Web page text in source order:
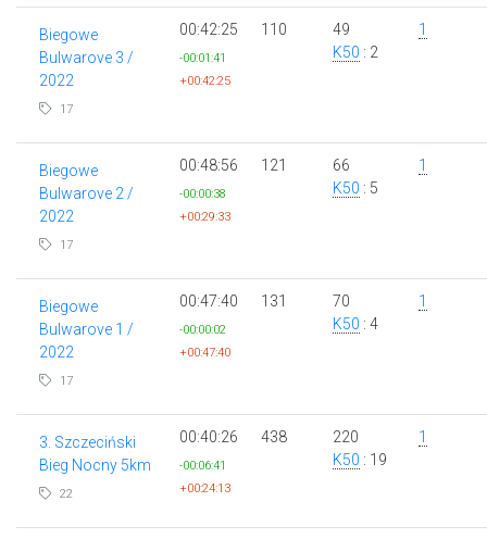
Biegowe
Bulwarove 3 /
2022
17
00:42:25
-00:01:41
+00:42:25
110
49
K50 : 2
1
Biegowe
Bulwarove 2 /
2022
17
00:48:56
-00:00:38
+00:29:33
121
66
K50 : 5
1
Biegowe
Bulwarove 1 /
2022
17
00:47:40
-00:00:02
+00:47:40
131
70
K50 : 4
1
3. Szczeciński
Bieg Nocny 5km
22
00:40:26
-00:06:41
+00:24:13
438
220
K50 : 19
1